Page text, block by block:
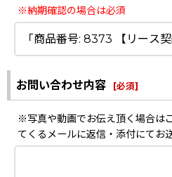
※納期確認の場合は必須
お問い合わせ内容 [必須]
※写真や動画でお伝え頂く場合は
てくるメールに返信・添付にてお